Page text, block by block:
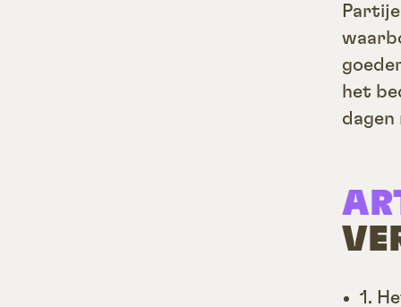
het
dagen
1.